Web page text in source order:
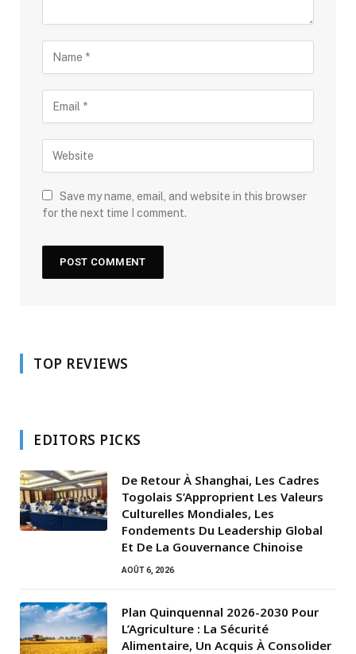
Save my name, email, and website in this browser
for the next time I comment.
TOP REVIEWS
EDITORS PICKS
De Retour À Shanghai, Les Cadres
Togolais S’Approprient Les Valeurs
Culturelles Mondiales, Les
Fondements Du Leadership Global
Et De La Gouvernance Chinoise
AOÛT 6, 2026
Plan Quinquennal 2026-2030 Pour
L’Agriculture : La Sécurité
Alimentaire, Un Acquis À Consolider